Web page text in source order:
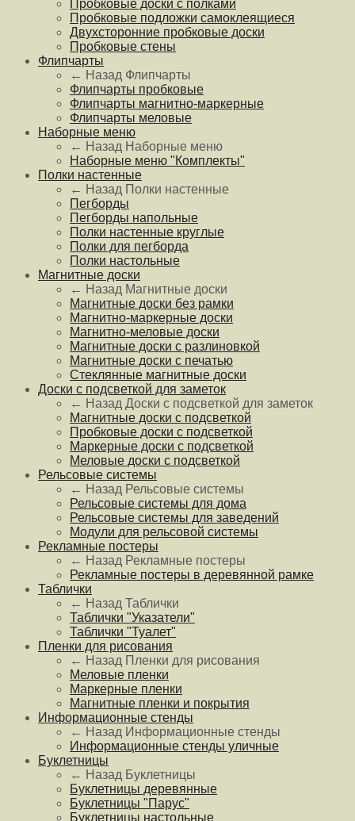
Пробковые доски с полками
Пробковые подложки самоклеящиеся
Двухсторонние пробковые доски
Пробковые стены
Флипчарты
← Назад Флипчарты
Флипчарты пробковые
Флипчарты магнитно-маркерные
Флипчарты меловые
Наборные меню
← Назад Наборные меню
Наборные меню "Комплекты"
Полки настенные
← Назад Полки настенные
Пегборды
Пегборды напольные
Полки настенные круглые
Полки для пегборда
Полки настольные
Магнитные доски
← Назад Магнитные доски
Магнитные доски без рамки
Магнитно-маркерные доски
Магнитно-меловые доски
Магнитные доски с разлиновкой
Магнитные доски с печатью
Стеклянные магнитные доски
Доски с подсветкой для заметок
← Назад Доски с подсветкой для заметок
Магнитные доски с подсветкой
Пробковые доски с подсветкой
Маркерные доски с подсветкой
Меловые доски с подсветкой
Рельсовые системы
← Назад Рельсовые системы
Рельсовые системы для дома
Рельсовые системы для заведений
Модули для рельсовой системы
Рекламные постеры
← Назад Рекламные постеры
Рекламные постеры в деревянной рамке
Таблички
← Назад Таблички
Таблички "Указатели"
Таблички "Туалет"
Пленки для рисования
← Назад Пленки для рисования
Меловые пленки
Маркерные пленки
Магнитные пленки и покрытия
Информационные стенды
← Назад Информационные стенды
Информационные стенды уличные
Буклетницы
← Назад Буклетницы
Буклетницы деревянные
Буклетницы "Парус"
Буклетницы настольные